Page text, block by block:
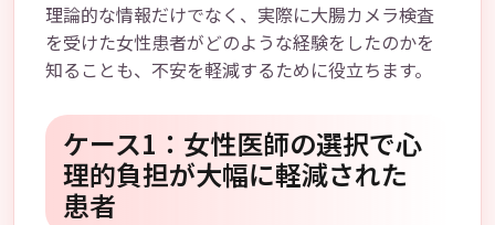
理論的な情報だけでなく、実際に大腸カメラ検査
を受けた女性患者がどのような経験をしたのかを
知ることも、不安を軽減するために役立ちます。
ケース1：女性医師の選択で心
理的負担が大幅に軽減された
患者